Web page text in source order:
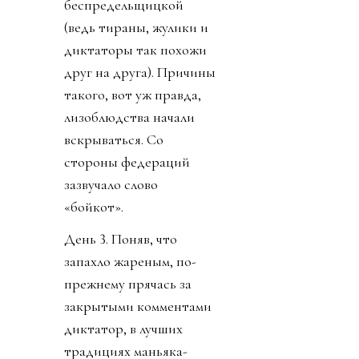
беспредельщицкой
(ведь тираны, жулики и
диктаторы так похожи
друг на друга). Причины
такого, вот уж правда,
лизоблюдства начали
вскрываться. Со
стороны федераций
зазвучало слово
«бойкот».
День 3. Поняв, что
запахло жареным, по-
прежнему прячась за
закрытыми комментами
диктатор, в лучших
традициях маньяка-